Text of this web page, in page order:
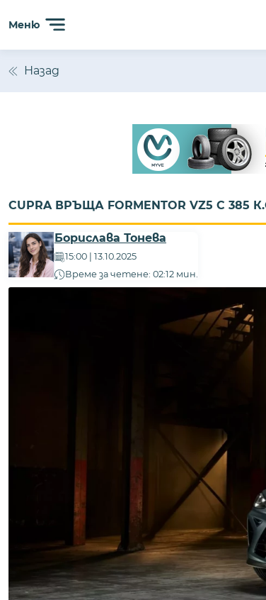
Меню
Назад
CUPRA ВРЪЩА FORMENTOR VZ5 С
Борислава Тонева
15:00 | 13.10.2025
Време за четене: 02:12 мин.